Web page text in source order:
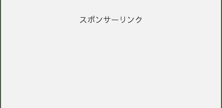
スポンサーリンク